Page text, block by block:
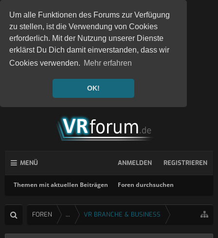
Um alle Funktionen des Forums zur Verfügung
zu stellen, ist die Verwendung von Cookies
erforderlich. Mit der Nutzung unserer Dienste
erklärst Du Dich damit einverstanden, dass wir
Cookies verwenden. Mehr erfahren
OK!
MENÜ
Themen mit aktuellen Beiträgen Foren durchsuchen
ANMELDEN REGISTRIEREN
FOREN ... VR BRANCHE & BUSINESS